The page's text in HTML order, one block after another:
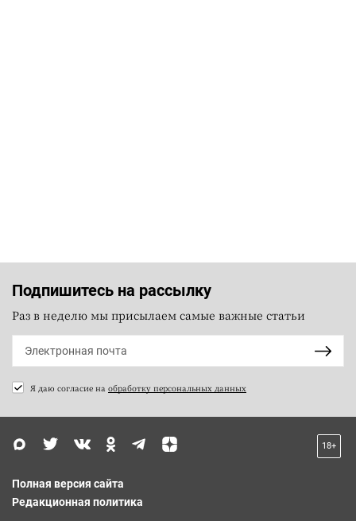
Подпишитесь на рассылку
Раз в неделю мы присылаем самые важные статьи
Я даю согласие на обработку персональных данных
18+
Полная версия сайта
Редакционная политика